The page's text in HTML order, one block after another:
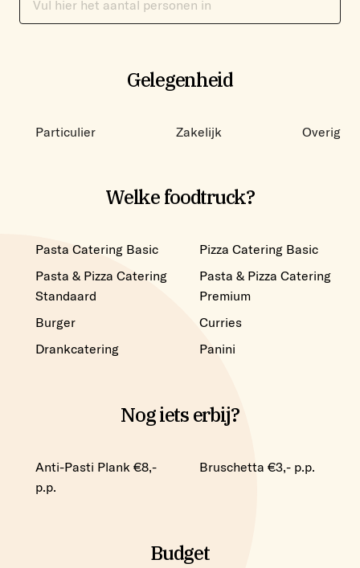
personen
Gelegenheid
Gelegenheid
Particulier Zakelijk Overig
Welke foodtruck?
Welke
foodtruck
Pasta Catering Basic
Pizza Catering Basic
Pasta & Pizza Catering
Standaard
Pasta & Pizza Catering
Premium
Burger
Curries
Drankcatering
Panini
Nog iets erbij?
Extra's
Anti-Pasti Plank €8,-
p.p.
Bruschetta €3,- p.p.
Budget